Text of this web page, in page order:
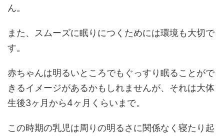
ん。
また、スムーズに眠りにつくためには環境も大切で
す。
赤ちゃんは明るいところでもぐっすり眠ることがで
きるイメージがあるかもしれませんが、それは大体
生後3ヶ月から4ヶ月くらいまで。
この時期の乳児は周りの明るさに関係なく寝たり起